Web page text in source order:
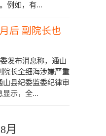
例如，有...
后 副院长也
发布消息称，通山
院长全细海涉嫌严重
县纪委监委纪律审
显示，全...
月